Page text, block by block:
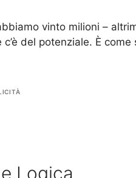
vinto milioni –
del potenziale. È
Logica